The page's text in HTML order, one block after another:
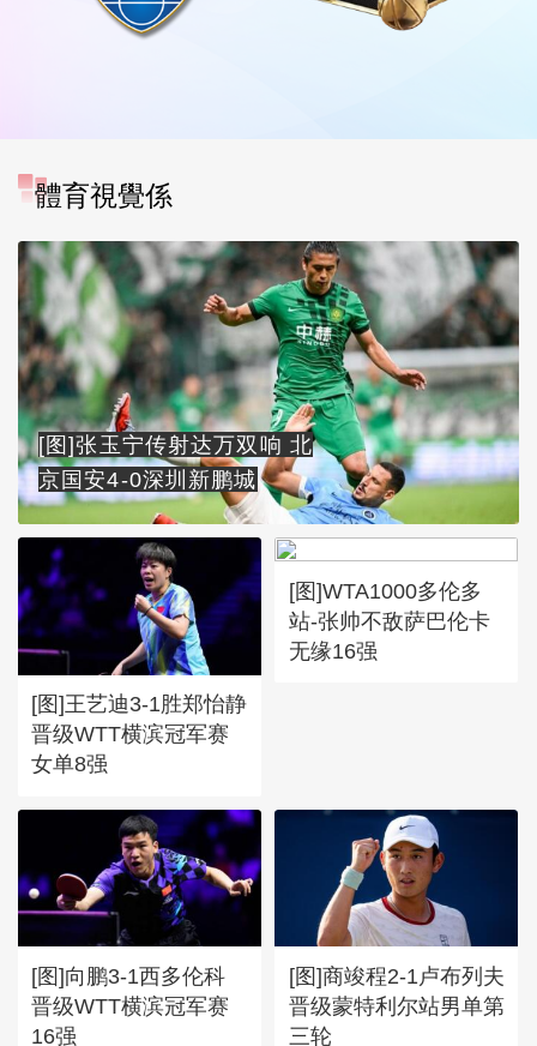
體育視覺係
[图]张玉宁传射达万双响 北
京国安4-0深圳新鹏城
[图]王艺迪3-1胜郑怡静
晋级WTT横滨冠军赛
女单8强
[图]WTA1000多伦多
站-张帅不敌萨巴伦卡
无缘16强
[图]向鹏3-1西多伦科
晋级WTT横滨冠军赛
16强
[图]商竣程2-1卢布列夫
晋级蒙特利尔站男单第
三轮